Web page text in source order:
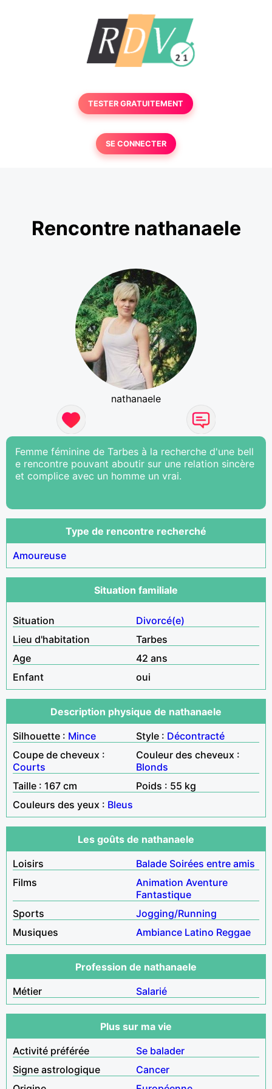
TESTER GRATUITEMENT
SE CONNECTER
Rencontre nathanaele
nathanaele
Femme féminine de Tarbes à la recherche d'une bell
e rencontre pouvant aboutir sur une relation sincère
et complice avec un homme un vrai.
Type de rencontre recherché
Amoureuse
Situation familiale
Situation
Divorcé(e)
Lieu d'habitation
Tarbes
Age
42 ans
Enfant
oui
Description physique de nathanaele
Silhouette : Mince Style : Décontracté
Coupe de cheveux :
Courts
Couleur des cheveux :
Blonds
Taille : 167 cm
Poids : 55 kg
Couleurs des yeux : Bleus
Les goûts de nathanaele
Loisirs
Balade Soirées entre amis
Films
Animation Aventure
Fantastique
Sports
Jogging/Running
Musiques
Ambiance Latino Reggae
Profession de nathanaele
Métier
Salarié
Plus sur ma vie
Activité préférée
Se balader
Signe astrologique
Cancer